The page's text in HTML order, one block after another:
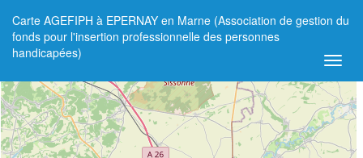
Carte AGEFIPH à EPERNAY en Marne (Association de gestion du
fonds pour l'insertion professionnelle des personnes
handicapées)
+
−